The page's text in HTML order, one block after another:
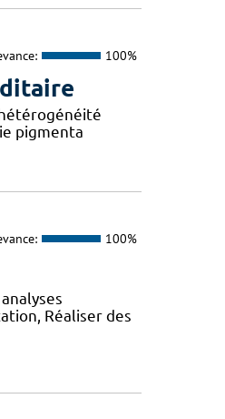
100%
pigmenta
100%
Réaliser des